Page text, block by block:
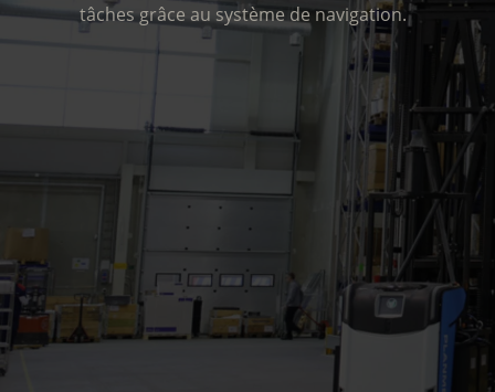
tâches grâce au système de navigation.